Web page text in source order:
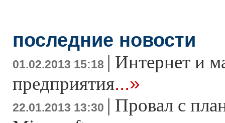
последние новости
01.02.2013 15:18 | Интернет и
предприятия...»
22.01.2013 13:30 | Провал с